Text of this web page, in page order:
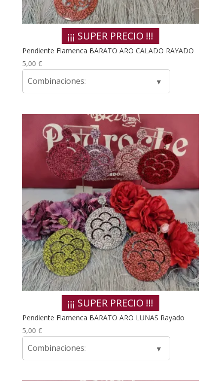
¡¡¡ SUPER PRECIO !!!
Pendiente Flamenca BARATO ARO CALADO RAYADO
5,00 €
Combinaciones:
¡¡¡ SUPER PRECIO !!!
Pendiente Flamenca BARATO ARO LUNAS Rayado
5,00 €
Combinaciones: